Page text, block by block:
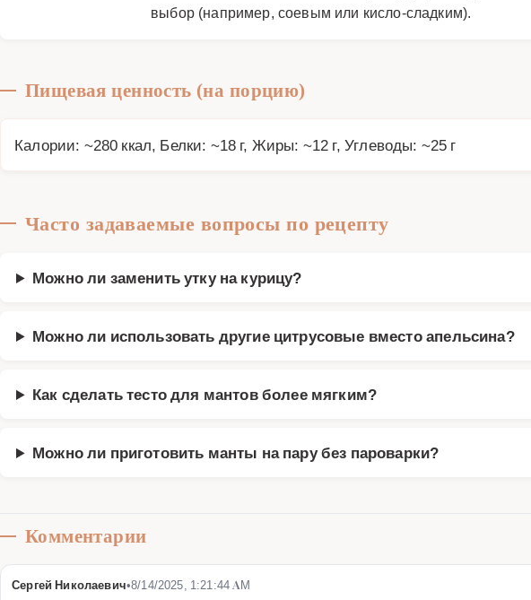
выбор (например, соевым или кисло-сладким).
Пищевая ценность (на порцию)
Калории: ~280 ккал, Белки: ~18 г, Жиры: ~12 г, Углеводы: ~25 г
Часто задаваемые вопросы по рецепту
Можно ли заменить утку на курицу?
Можно ли использовать другие цитрусовые вместо апельсина?
Как сделать тесто для мантов более мягким?
Можно ли приготовить манты на пару без пароварки?
Комментарии
Сергей Николаевич•8/14/2025, 1:21:44 AM